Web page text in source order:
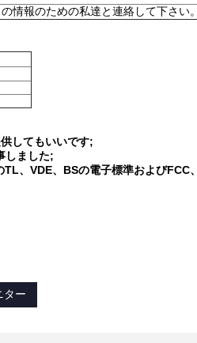
情報のための私達と連絡して下さい
してもいいです;
しました;
、VDE、BSの電子標準およびFCC
ター